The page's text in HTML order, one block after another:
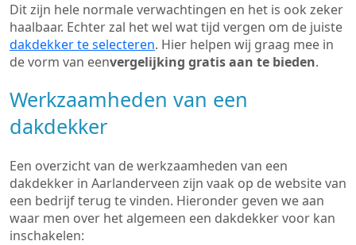
Dit zijn hele normale verwachtingen en het is ook zeker
haalbaar. Echter zal het wel wat tijd vergen om de juiste
dakdekker te selecteren. Hier helpen wij graag mee in
de vorm van eenvergelijking gratis aan te bieden.
Werkzaamheden van een
dakdekker
Een overzicht van de werkzaamheden van een
dakdekker in Aarlanderveen zijn vaak op de website van
een bedrijf terug te vinden. Hieronder geven we aan
waar men over het algemeen een dakdekker voor kan
inschakelen: